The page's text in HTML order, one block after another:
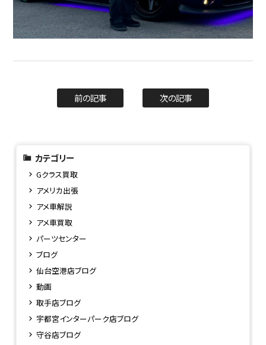
前の記事 次の記事
カテゴリー
Gクラス買取
アメリカ出張
アメ車解説
アメ車買取
パーツセンター
ブログ
仙台空港店ブログ
動画
取手店ブログ
宇都宮インターパーク店ブログ
守谷店ブログ